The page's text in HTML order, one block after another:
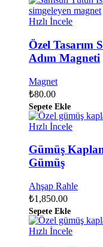
Hızlı İncele
Özel Tasarım
Adım Magneti
Magnet
₺80.00
Sepete Ekle
Hızlı İncele
Gümüş
Gümüş
Ahşap Rahle
₺1,850.00
Sepete Ekle
Hızlı İncele